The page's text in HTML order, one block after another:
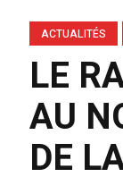
ACTUALITÉS
LE
AU
DE